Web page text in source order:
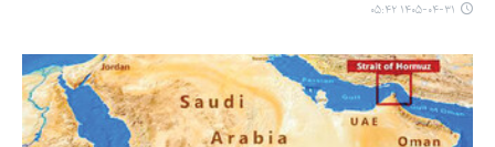
۱۴۰۵-۰۴-۳۱ ۰۵:۴۲